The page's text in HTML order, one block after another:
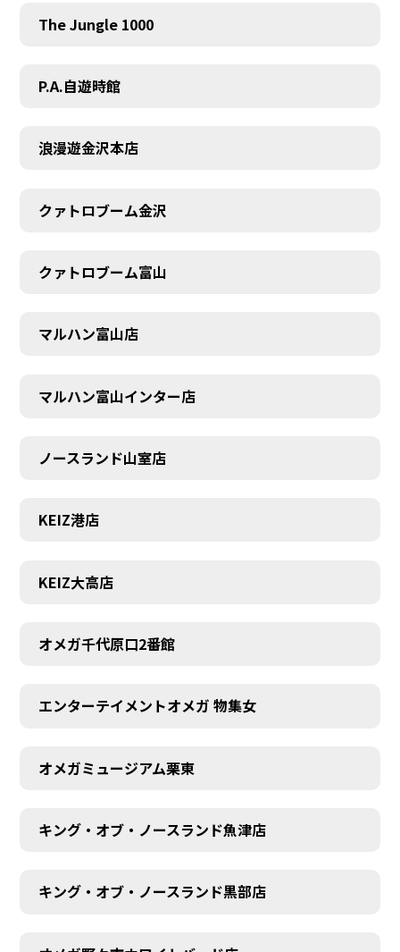
The Jungle 1000
P.A.自遊時館
浪漫遊金沢本店
クァトロブーム金沢
クァトロブーム富山
マルハン富山店
マルハン富山インター店
ノースランド山室店
KEIZ港店
KEIZ大高店
オメガ千代原口2番館
エンターテイメントオメガ 物集女
オメガミュージアム栗東
キング・オブ・ノースランド魚津店
キング・オブ・ノースランド黒部店